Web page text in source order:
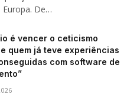
De…
é vencer o ceticismo
quem já teve experiências
com software de